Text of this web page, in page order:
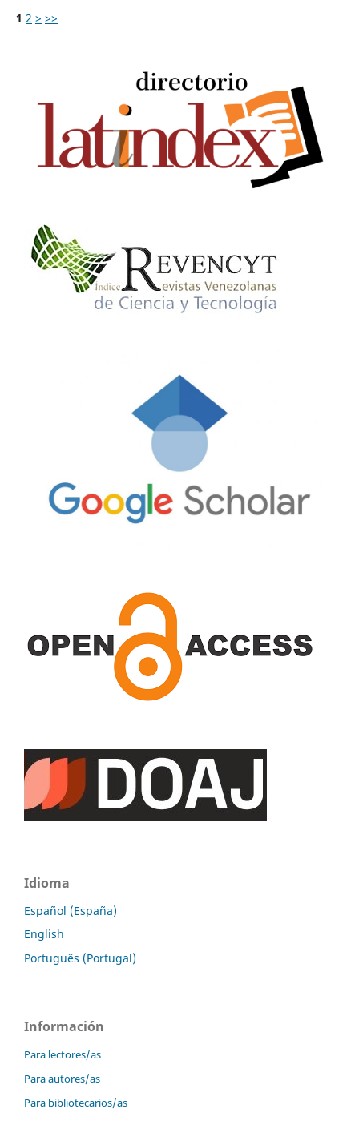
1 2 > >>
Idioma
Español (España)
English
Português (Portugal)
Información
Para lectores/as
Para autores/as
Para bibliotecarios/as